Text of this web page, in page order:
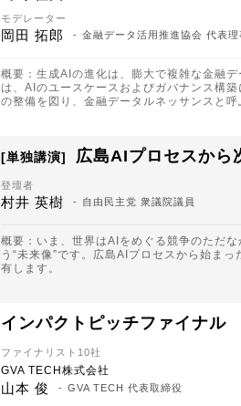
モデレーター
岡田 拓郎 金融データ活用推進協会 代表
概要：生成AIの進化は、膨大で複雑な金融
は、AIのユースケースおよびガバナンス構
の整備を図り、金融データルネッサンスと
単独講演 広島AIプロセスか
登壇者
村井 英樹 自由民主党 衆議院議員
概要：いま、世界はAIをめぐる競争のただ
う“未来像”です。広島AIプロセスから始ま
有します。
インパクトピッチファイナル
ファイナリスト10社
GVA TECH株式会社
山本 俊 GVA TECH 代表取締役